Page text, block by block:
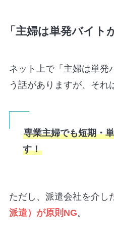
「主婦は単発バイ
ネット上で「主婦は単発
う話がありますが、それ
専業主婦でも短期・
す！
ただし、派遣会社を介し
派遣）が原則NG。